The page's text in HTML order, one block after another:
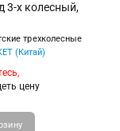
3-х колесный,
трехколесные
(Китай)
цену